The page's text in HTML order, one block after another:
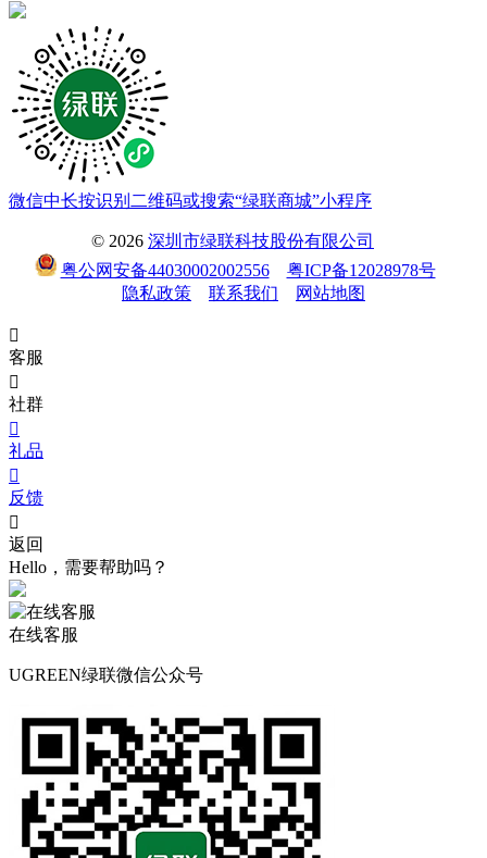
微信中长按识别二维码或搜索“绿联商城”小程序
© 2026 深圳市绿联科技股份有限公司
粤公网安备44030002002556
粤ICP备12028978号
隐私政策
联系我们 网站地图

客服

社群

礼品

反馈

返回
Hello，需要帮助吗？
在线客服
UGREEN绿联微信公众号